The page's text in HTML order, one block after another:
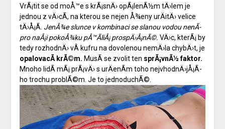
VrÃ¡tit se od moÅ™e s krÃ¡snÄ› opÃ¡lenÃ½m tÄ›lem je
jednou z vÄ›cÃ­, na kterou se nejen Å¾eny urÄitÄ› velice
tÄ›Å¡Ã­. JenÅ¾e slunce v kombinaci se slanou vodou nenÃ­
pro naÅ¡i pokoÅ¾ku pÅ™Ã­liÅ¡ prospÄ›Å¡nÃ©. VÄ›c, kterÃ¡ by
tedy rozhodnÄ› vÂ kufru na dovolenou nemÄ›la chybÄ›t, je
opalovacÃ­ krÃ©m. MusÃ­ se zvolit ten sprÃ¡vnÃ½ faktor.
Mnoho lidÃ­ mÃ¡ prÃ¡vÄ› s urÄenÃ­m toho nejvhodnÄ›jÅ¡Ã­
ho trochu problÃ©m. Je to jednoduchÃ©.